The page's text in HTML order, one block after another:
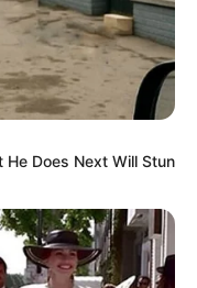
Does Next Will Stun